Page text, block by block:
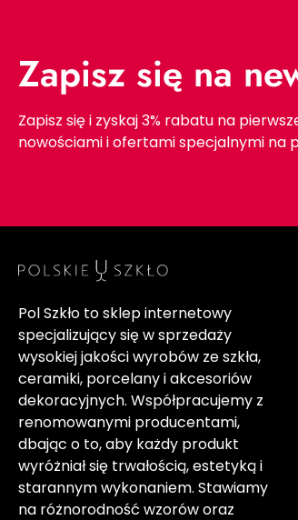
Zapisz się na
Zapisz się i zyskaj 3% rabatu na
nowościami i ofertami specjalnymi na
Pol Szkło to sklep internetowy
specjalizujący się w sprzedaży
wysokiej jakości wyrobów ze szkła,
ceramiki, porcelany i akcesoriów
dekoracyjnych. Współpracujemy z
renomowanymi producentami,
dbając o to, aby każdy produkt
wyróżniał się trwałością, estetyką i
starannym wykonaniem. Stawiamy
na różnorodność wzorów oraz